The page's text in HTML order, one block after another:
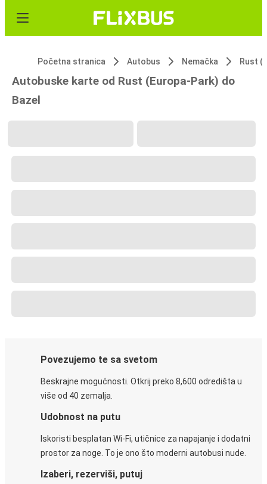
Početna stranica Autobus Nemačka Rust
Autobuske karte od Rust (Europa-Park) do
Bazel
Povezujemo te sa svetom
Beskrajne mogućnosti. Otkrij preko 8,600 odredišta u
više od 40 zemalja.
Udobnost na putu
Iskoristi besplatan Wi-Fi, utičnice za napajanje i dodatni
prostor za noge. To je ono što moderni autobusi nude.
Izaberi, rezerviši, putuj